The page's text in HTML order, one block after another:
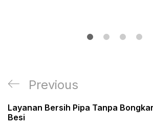
Post
Previous
Post
Previous
Layanan Bersih Pipa Tanpa
Besi